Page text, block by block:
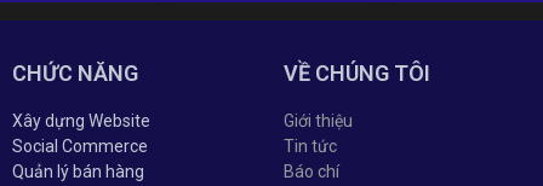
CHỨC NĂNG
Xây dựng Website
Social Commerce
Quản lý bán hàng
VỀ CHÚNG TÔI
Giới thiệu
Tin tức
Báo chí